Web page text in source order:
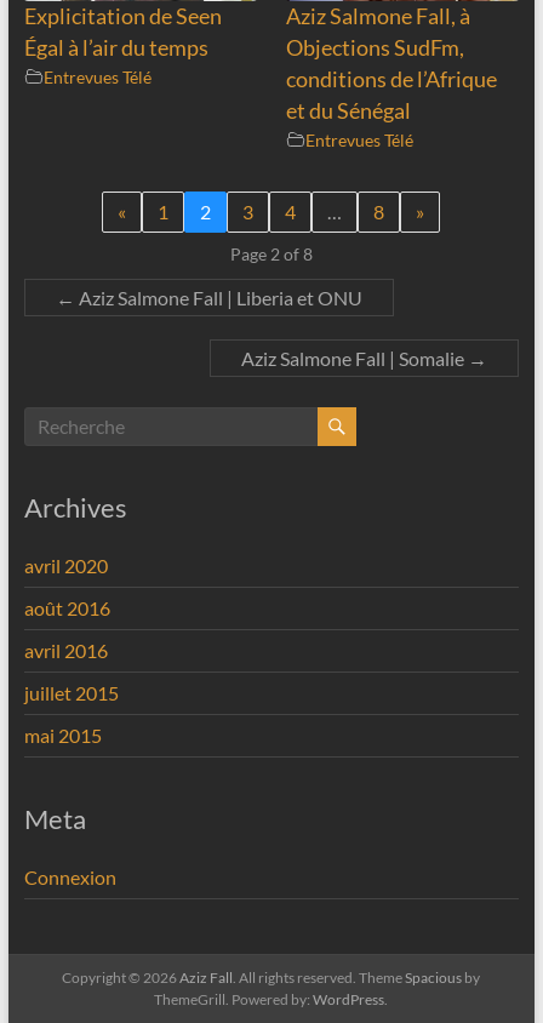
Explicitation de Seen
Égal à l’air du temps
Entrevues Télé
Aziz Salmone Fall, à
Objections SudFm,
conditions de l’Afrique
et du Sénégal
Entrevues Télé
« 1 2 3 4 8 »
Page 2 of 8
← Aziz Salmone Fall | Liberia et ONU
Aziz Salmone Fall | Somalie →
Archives
avril 2020
août 2016
avril 2016
juillet 2015
mai 2015
Meta
Connexion
Copyright © 2026Aziz Fall . All rights reserved. ThemeSpacious by
ThemeGrill. Powered by:WordPress